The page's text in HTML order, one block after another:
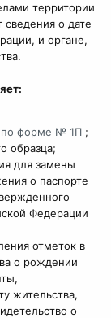
территории
о дате
и органе,
по форме № 1П ;
образца;
для замены
о паспорте
Федерации
отметок в
о рождении
жительства,
о